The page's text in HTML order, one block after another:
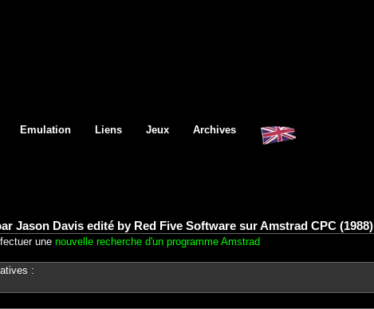
Emulation Liens Jeux Archives
Jason Davis edité by Red Five Software sur Amstrad CPC (1988)
une nouvelle recherche d'un programme Amstrad
: